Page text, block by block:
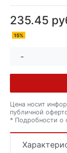
235.45
15%
-
Цена носит
публичной
* Подробности о